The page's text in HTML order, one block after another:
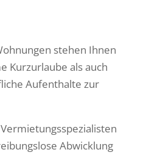
stehen Ihnen
Kurzurlaube als auch
Aufenthalte zur
Abwicklung